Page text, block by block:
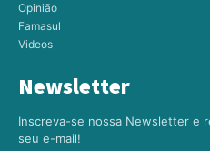
Opinião
Famasul
Videos
Newsletter
Inscreva-se nossa Newsletter e
seu e-mail!